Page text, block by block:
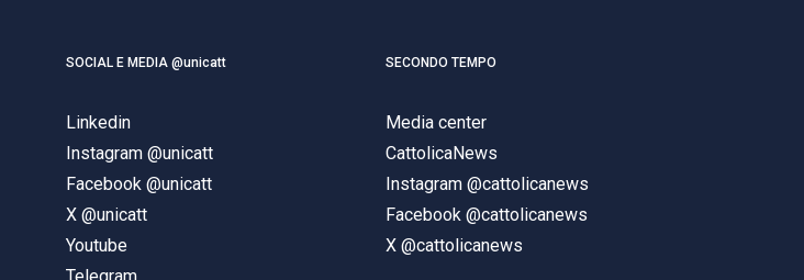
SOCIAL E MEDIA @unicatt
Linkedin
Instagram @unicatt
Facebook @unicatt
X @unicatt
Youtube
SECONDO TEMPO
Media center
CattolicaNews
Instagram @cattolicanews
Facebook @cattolicanews
X @cattolicanews